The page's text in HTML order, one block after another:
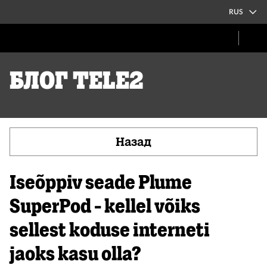
RUS
Блог Tele2
Назад
Iseõppiv seade Plume
SuperPod - kellel võiks
sellest koduse interneti
jaoks kasu olla?